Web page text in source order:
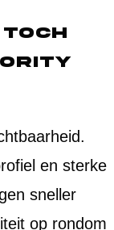
toch
en sterke
sneller
op rondom